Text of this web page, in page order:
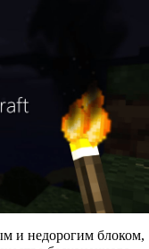
и недорогим блоком,